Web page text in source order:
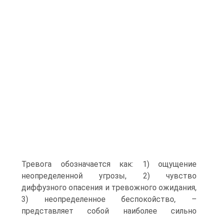
Тревога обозначается как: 1) ощущение
неопределенной угрозы, 2) чувство
диффузного опасения и тревожного ожидания,
3) неопределенное беспокойство, –
представляет собой наиболее сильно